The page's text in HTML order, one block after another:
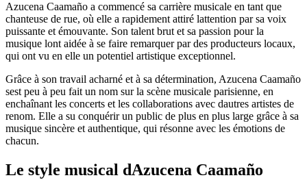
Azucena Caamaño a commencé sa carrière musicale en tant que
chanteuse de rue, où elle a rapidement attiré lattention par sa voix
puissante et émouvante. Son talent brut et sa passion pour la
musique lont aidée à se faire remarquer par des producteurs locaux,
qui ont vu en elle un potentiel artistique exceptionnel.
Grâce à son travail acharné et à sa détermination, Azucena Caamaño
sest peu à peu fait un nom sur la scène musicale parisienne, en
enchaînant les concerts et les collaborations avec dautres artistes de
renom. Elle a su conquérir un public de plus en plus large grâce à sa
musique sincère et authentique, qui résonne avec les émotions de
chacun.
Le style musical dAzucena Caamaño